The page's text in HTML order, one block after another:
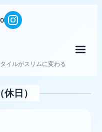
イルがスリムに変わる
日）